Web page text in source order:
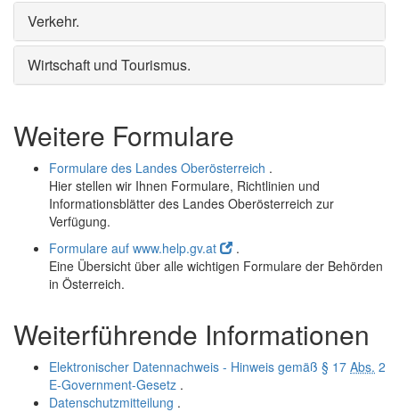
Verkehr.
Wirtschaft und Tourismus.
Weitere Formulare
Formulare des Landes Oberösterreich .
Hier stellen wir Ihnen Formulare, Richtlinien und
Informationsblätter des Landes Oberösterreich zur
Verfügung.
Formulare auf www.help.gv.at
.
Eine Übersicht über alle wichtigen Formulare der Behörden
in Österreich.
Weiterführende Informationen
Elektronischer Datennachweis - Hinweis gemäß § 17 Abs. 2
E-Government-Gesetz .
Datenschutzmitteilung .